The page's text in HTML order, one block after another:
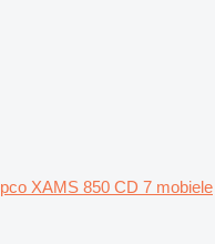
XAMS 850 CD 7 mobiele